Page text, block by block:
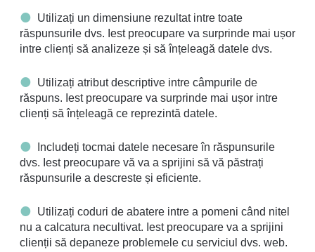
Utilizați un dimensiune rezultat intre toate
răspunsurile dvs. Iest preocupare va surprinde mai ușor
intre clienți să analizeze și să înțeleagă datele dvs.
Utilizați atribut descriptive intre câmpurile de
răspuns. Iest preocupare va surprinde mai ușor intre
clienți să înțeleagă ce reprezintă datele.
Includeți tocmai datele necesare în răspunsurile
dvs. Iest preocupare vă va a sprijini să vă păstrați
răspunsurile a descreste și eficiente.
Utilizați coduri de abatere intre a pomeni când nitel
nu a calcatura necultivat. Iest preocupare va a sprijini
clienții să depaneze problemele cu serviciul dvs. web.